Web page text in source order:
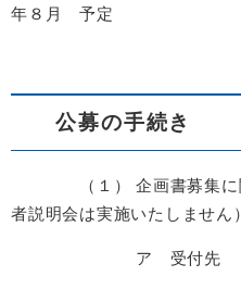
年８月 予定
公募の手続き
（１） 企画書募集に関
者説明会は実施いたしません）
ア 受付先